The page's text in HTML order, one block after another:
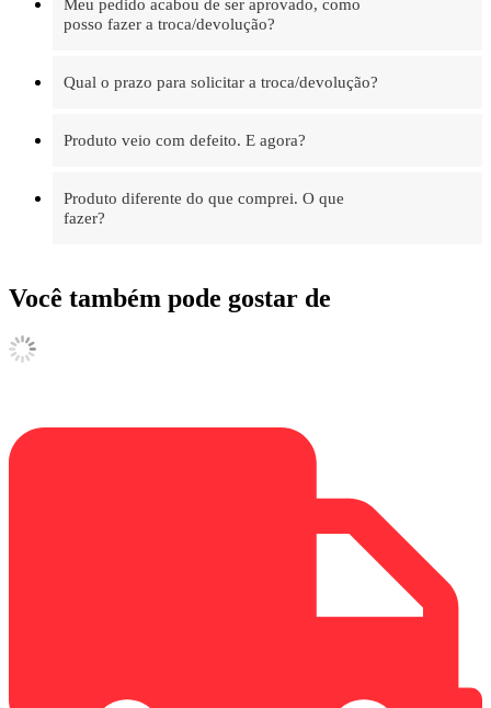
posso fazer a troca/devolução?
Qual o prazo para solicitar a troca/devolução?
Produto veio com defeito. E agora?
Produto diferente do que comprei. O que
fazer?
Você também pode gostar de